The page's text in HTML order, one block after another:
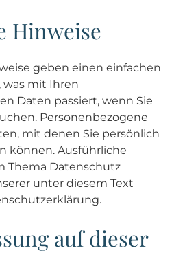
Hinweise
geben einen einfachen
was mit Ihren
Daten passiert, wenn Sie
Personenbezogene
mit denen Sie persönlich
können. Ausführliche
Thema Datenschutz
unter diesem Text
auf dieser